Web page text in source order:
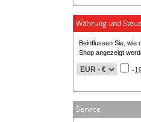
Währung und
Beinflussen Sie, wie
Shop angezeigt
-
Service